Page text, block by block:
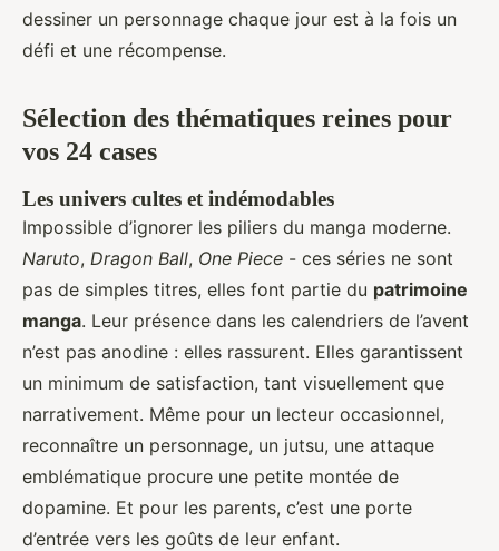
dessiner un personnage chaque jour est à la fois un
défi et une récompense.
Sélection des thématiques reines pour
vos 24 cases
Les univers cultes et indémodables
Impossible d’ignorer les piliers du manga moderne.
Naruto, Dragon Ball, One Piece - ces séries ne sont
pas de simples titres, elles font partie du patrimoine
manga. Leur présence dans les calendriers de l’avent
n’est pas anodine : elles rassurent. Elles garantissent
un minimum de satisfaction, tant visuellement que
narrativement. Même pour un lecteur occasionnel,
reconnaître un personnage, un jutsu, une attaque
emblématique procure une petite montée de
dopamine. Et pour les parents, c’est une porte
d’entrée vers les goûts de leur enfant.